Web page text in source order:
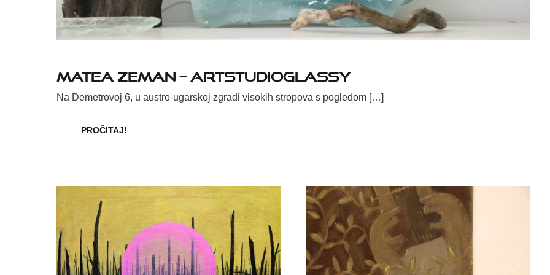
Matea Zeman – Artstudioglassy
Na Demetrovoj 6, u austro-ugarskoj zgradi visokih stropova s pogledom […]
PROČITAJ!